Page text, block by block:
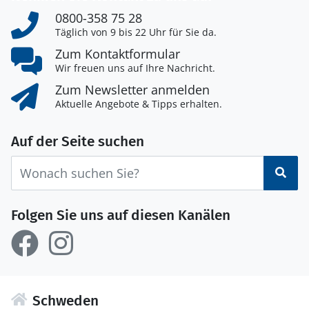
0800-358 75 28
Täglich von 9 bis 22 Uhr für Sie da.
Zum Kontaktformular
Wir freuen uns auf Ihre Nachricht.
Zum Newsletter anmelden
Aktuelle Angebote & Tipps erhalten.
Auf der Seite suchen
Folgen Sie uns auf diesen Kanälen
Schweden